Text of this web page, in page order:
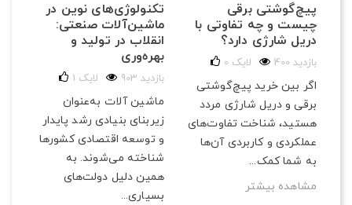
تکنولوژی‌های نوین در
ماشین‌آلات صنعتی:
انقلاب در تولید و
بهره‌وری
903 بازدید 1 لایک
ماشین آلات به‌عنوان
زیربنای بنیادی رشد پایدار
و توسعه اقتصادی کشورها
شناخته می‌شوند. به
همین دلیل دولت‌های
بسیاری...
پیچ‌گوشتی برقی
چیست و چه تفاوتی با
دریل شارژی دارد؟
400 بازدید 0 لایک
اگر بین خرید پیچ‌گوشتی
برقی و دریل شارژی مردد
هستید، شناخت تفاوت‌های
عملکردی و کاربردی آن‌ها
به شما کمک...
مشاهده بیشتر